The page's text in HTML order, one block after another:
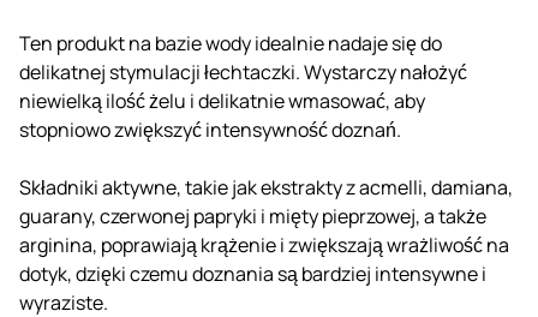
Ten produkt na bazie wody idealnie nadaje się do
delikatnej stymulacji łechtaczki. Wystarczy nałożyć
niewielką ilość żelu i delikatnie wmasować, aby
stopniowo zwiększyć intensywność doznań.
Składniki aktywne, takie jak ekstrakty z acmelli, damiana,
guarany, czerwonej papryki i mięty pieprzowej, a także
arginina, poprawiają krążenie i zwiększają wrażliwość na
dotyk, dzięki czemu doznania są bardziej intensywne i
wyraziste.